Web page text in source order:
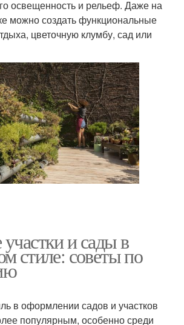
освещенность и рельеф. Даже на
можно создать функциональные
цветочную клумбу, сад или
и сады в
стиле: советы по
в оформлении садов и участков
популярным, особенно среди